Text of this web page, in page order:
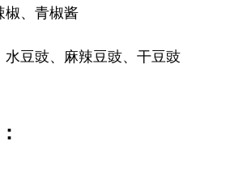
椒、青椒酱
水豆豉、麻辣豆豉、干豆豉